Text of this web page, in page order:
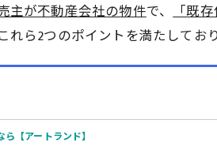
主が不動産会社の物件で、「既
ら2つのポイントを満たしてお
【アートランド】